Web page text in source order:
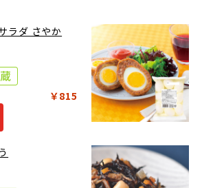
ラダ さやか
￥815